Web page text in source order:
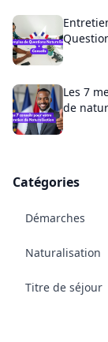
Les 7
de
Catégories
Démarches
Naturalisation
Titre de séjour